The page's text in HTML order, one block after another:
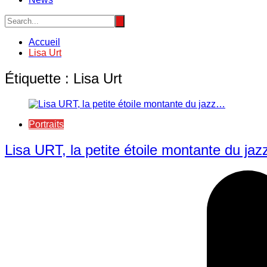
Accueil
Lisa Urt
Étiquette : Lisa Urt
Portraits
Lisa URT, la petite étoile montante du